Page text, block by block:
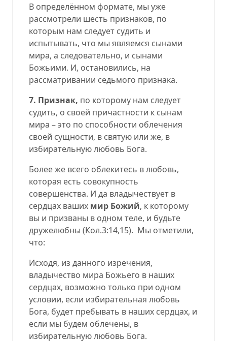
В определённом формате, мы уже
рассмотрели шесть признаков, по
которым нам следует судить и
испытывать, что мы являемся сынами
мира, а следовательно, и сынами
Божьими. И, остановились, на
рассматривании седьмого признака.
7. Признак, по которому нам следует
судить, о своей причастности к сынам
мира – это по способности облечения
своей сущности, в святую или же, в
избирательную любовь Бога.
Более же всего облекитесь в любовь,
которая есть совокупность
совершенства. И да владычествует в
сердцах ваших мир Божий, к которому
вы и призваны в одном теле, и будьте
дружелюбны (Кол.3:14,15). Мы отметили,
что:
Исходя, из данного изречения,
владычество мира Божьего в наших
сердцах, возможно только при одном
условии, если избирательная любовь
Бога, будет пребывать в наших сердцах, и
если мы будем облечены, в
избирательную любовь Бога.